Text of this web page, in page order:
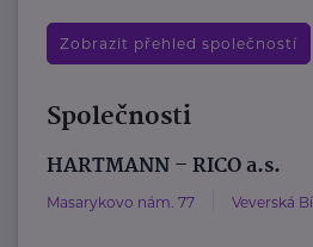
Zobrazit přehled společností
Společnosti
HARTMANN – RICO a.s.
Masarykovo nám. 77 Veverská